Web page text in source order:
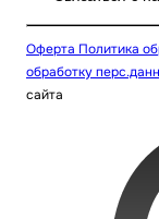
Оферта Политика
обработку
сайта